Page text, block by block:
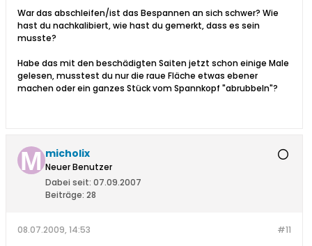
War das abschleifen/ist das Bespannen an sich schwer? Wie
hast du nachkalibiert, wie hast du gemerkt, dass es sein
musste?
Habe das mit den beschädigten Saiten jetzt schon einige Male
gelesen, musstest du nur die raue Fläche etwas ebener
machen oder ein ganzes Stück vom Spannkopf "abrubbeln"?
micholix
Neuer Benutzer
Dabei seit: 07.09.2007
Beiträge: 28
#11
08.07.2009, 14:53